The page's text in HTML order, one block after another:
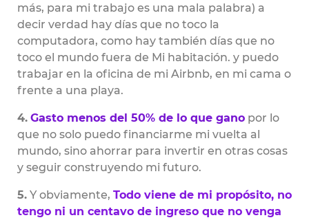
más, para mi trabajo es una mala palabra) a
decir verdad hay días que no toco la
computadora, como hay también días que no
toco el mundo fuera de Mi habitación. y puedo
trabajar en la oficina de mi Airbnb, en mi cama o
frente a una playa.
4. Gasto menos del 50% de lo que gano por lo
que no solo puedo financiarme mi vuelta al
mundo, sino ahorrar para invertir en otras cosas
y seguir construyendo mi futuro.
5. Y obviamente, Todo viene de mi propósito, no
tengo ni un centavo de ingreso que no venga